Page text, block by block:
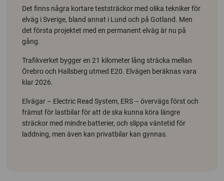
Det finns några kortare teststräckor med olika tekniker för
elväg i Sverige, bland annat i Lund och på Gotland. Men
det första projektet med en permanent elväg är nu på
gång.
Trafikverket bygger en 21 kilometer lång sträcka mellan
Örebro och Hallsberg utmed E20. Elvägen beräknas vara
klar 2026.
Elvägar – Electric Read System, ERS – övervägs först och
främst för lastbilar för att de ska kunna köra längre
sträckor med mindre batterier, och slippa väntetid för
laddning, men även kan privatbilar kan gynnas.